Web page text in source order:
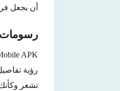
أن يجعل
رسومات
رؤية
تشعر